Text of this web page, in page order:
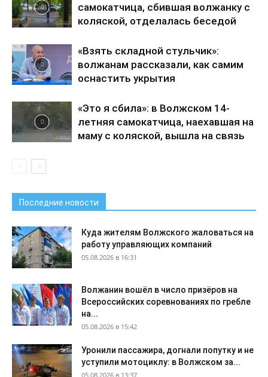
самокатчица, сбившая волжанку с
коляской, отделалась беседой
«Взять складной стульчик»:
волжанам рассказали, как самим
оснастить укрытия
«Это я сбила»: в Волжском 14-
летняя самокатчица, наехавшая на
маму с коляской, вышла на связь
Последние новости
Куда жителям Волжского жаловаться на
работу управляющих компаний
05.08.2026 в 16:31
Волжанин вошёл в число призёров на
Всероссийских соревнованиях по гребле
на...
05.08.2026 в 15:42
Уронили пассажира, догнали попутку и не
уступили мотоциклу: в Волжском за...
05.08.2026 в 13:37